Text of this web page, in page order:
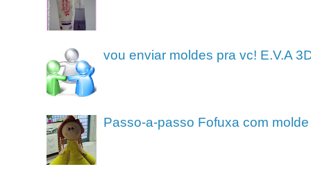
vou enviar moldes pra vc! E.V.A
Passo-a-passo Fofuxa com molde